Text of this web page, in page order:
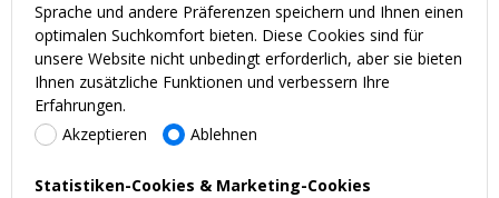
Sprache und andere Präferenzen speichern und Ihnen einen
optimalen Suchkomfort bieten. Diese Cookies sind für
unsere Website nicht unbedingt erforderlich, aber sie bieten
Ihnen zusätzliche Funktionen und verbessern Ihre
Erfahrungen.
Akzeptieren
Ablehnen
Statistiken-Cookies & Marketing-Cookies